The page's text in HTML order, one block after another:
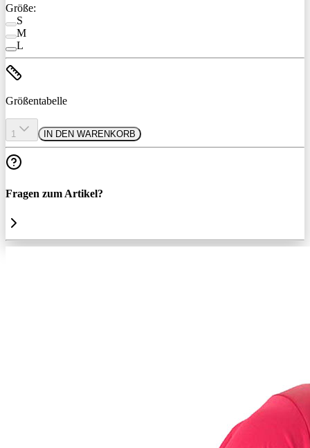
Größe:
S
M
L
Größentabelle
1 IN DEN WARENKORB
Fragen zum Artikel?